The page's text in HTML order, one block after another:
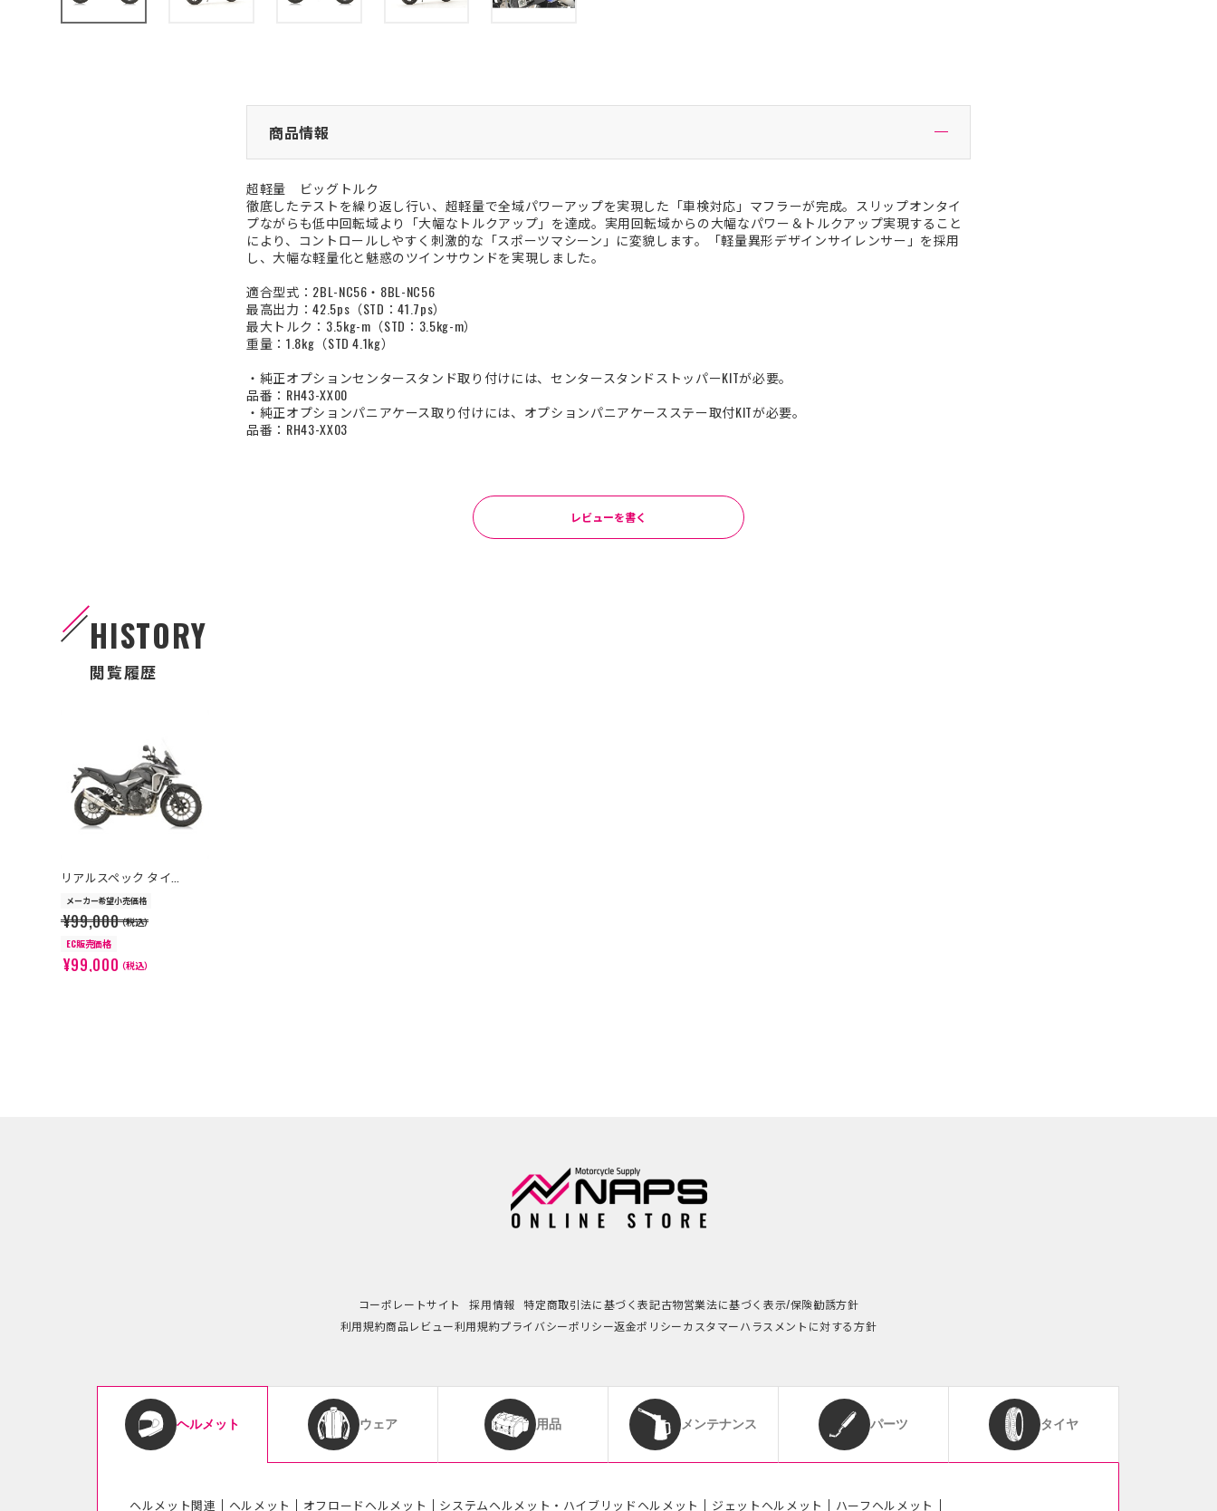
商品情報
超軽量 ビッグトルク
徹底したテストを繰り返し行い、超軽量で全域パワーアップを実現した「車検対応」マフラーが完成。スリップオンタイ
プながらも低中回転域より「大幅なトルクアップ」を達成。実用回転域からの大幅なパワー＆トルクアップ実現すること
により、コントロールしやすく刺激的な「スポーツマシーン」に変貌します。「軽量異形デザインサイレンサー」を採用
し、大幅な軽量化と魅惑のツインサウンドを実現しました。
適合型式：2BL-NC56・8BL-NC56
最高出力：42.5ps（STD：41.7ps）
最大トルク：3.5kg-m（STD：3.5kg-m）
重量：1.8kg（STD 4.1kg）
・純正オプションセンタースタンド取り付けには、センタースタンドストッパーKITが必要。
品番：RH43-XX00
・純正オプションパニアケース取り付けには、オプションパニアケースステー取付KITが必要。
品番：RH43-XX03
レビューを書く
HISTORY
閲覧履歴
リアルスペック タイ...
メーカー希望小売価格
¥99,000（税込）
EC販売価格
¥99,000（税込）
>
コーポレートサイト 採用情報 特定商取引法に基づく表記古物営業法に基づく表示/保険勧誘方針
利用規約商品レビュー利用規約プライバシーポリシー返金ポリシーカスタマーハラスメントに対する方針
ヘルメット
ヘルメット関連 ヘルメット オフロードヘルメット システムヘルメット・ハイブリッドヘルメット ジェットヘルメット ハーフヘルメット
ウェア 用品 メンテナンス パーツ タイヤ